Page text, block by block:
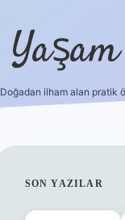
Doğadan ilham alan pratik
SON YAZILAR